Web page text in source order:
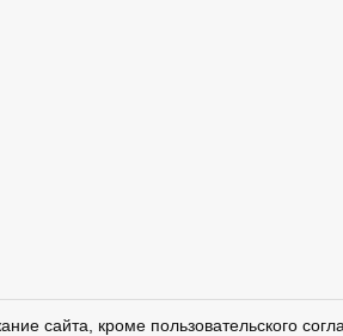
сайта, кроме пользовательского